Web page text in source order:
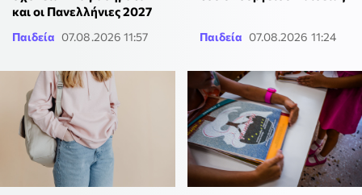
και οι Πανελλήνιες 2027
Παιδεία 07.08.2026 11:57 Παιδεία 07.08.2026 11:24